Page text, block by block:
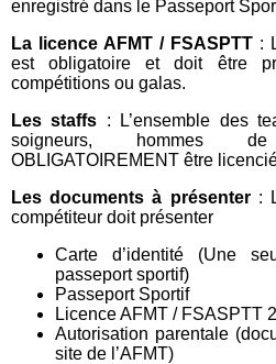
enregistré dans le Passeport
La licence AFMT / FSASPTT :
est obligatoire et doit être
compétitions ou galas.
Les staffs : L’ensemble des
soigneurs, hommes
OBLIGATOIREMENT être
Les documents à présenter:
compétiteur doit présenter
Carte d’identité (Une
passeport sportif)
Passeport Sportif
Licence AFMT / FSASPTT
Autorisation parentale
site de l’AFMT)